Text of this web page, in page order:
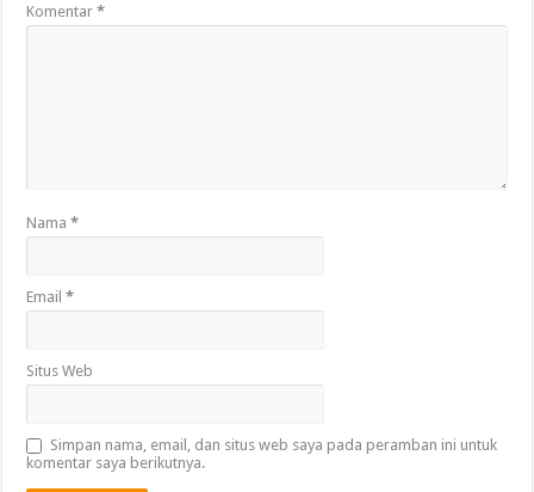
Komentar*
Nama*
Email*
Situs Web
Simpan nama, email, dan situs web saya pada peramban ini untuk
komentar saya berikutnya.